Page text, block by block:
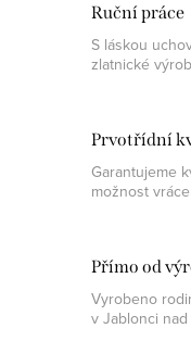
Ruční práce
S láskou
zlatnické
Prvotřídní
Garantujeme
možnost
Přímo od
Vyrobeno
v Jablonci